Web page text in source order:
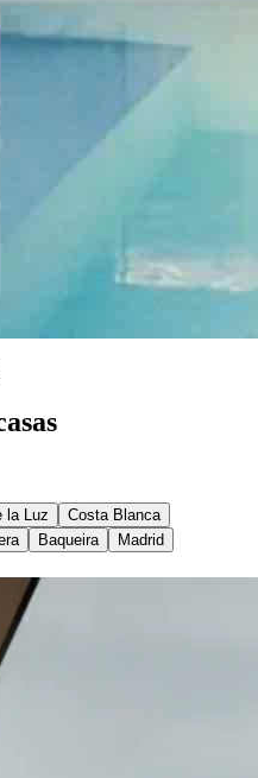
la Luz
Costa Blanca
Baqueira
Madrid